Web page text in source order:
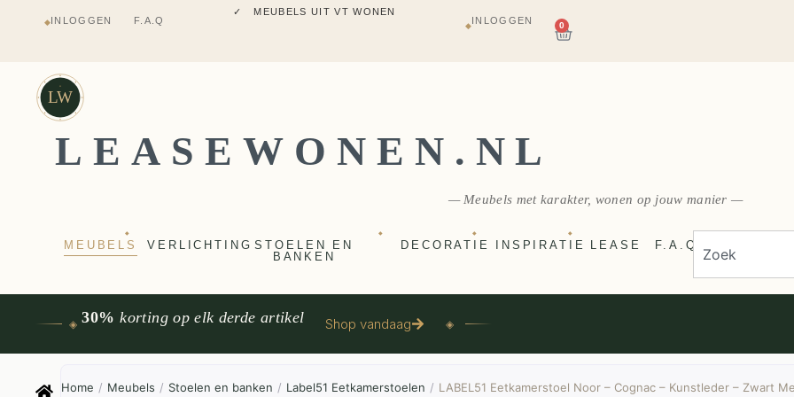
◆INLOGGEN F.A.Q
✓ MEUBELS UIT VT WONEN
◆INLOGGEN 0
LW
LEASEWONEN.NL
— Meubels met karakter, wonen op jouw manier —
MEUBELS
◆
VERLICHTING STOELEN EN
BANKEN
◆
DECORATIE
◆
INSPIRATIE
◆
LEASE F.A.Q
◈ 30% korting op elk derde artikel Shop vandaag ◈
Home / Meubels / Stoelen en banken / Label51 Eetkamerstoelen / LABEL51 Eetkamerstoel Noor – Cognac – Kunstleder – Zwart